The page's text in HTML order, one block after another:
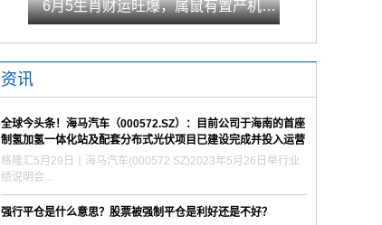
6月5生肖财运旺爆，属鼠有置产机会|世界热议
资讯
全球今头条！海马汽车（000572.SZ）：目前公司于海南的首座
制氢加氢一体化站及配套分布式光伏项目已建设完成并投入运营
格隆汇5月29日丨海马汽车(000572 SZ)2023年5月26日举行业
绩说明会...
强行平仓是什么意思？股票被强制平仓是利好还是不好？